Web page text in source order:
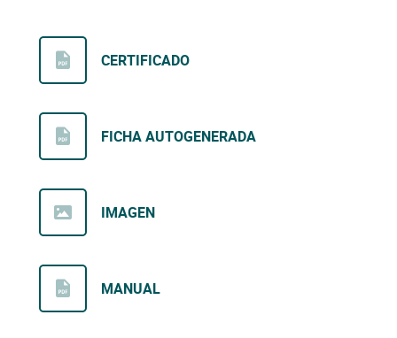
CERTIFICADO
FICHA AUTOGENERADA
IMAGEN
MANUAL